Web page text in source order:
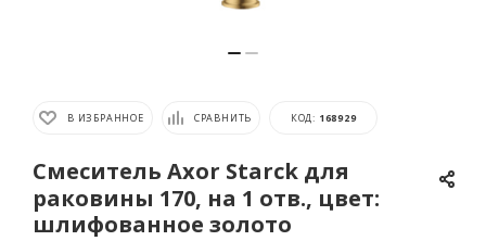
В ИЗБРАННОЕ СРАВНИТЬ КОД: 168929
Cмеситель Axor Starck для
раковины 170, на 1 отв., цвет:
шлифованное золото